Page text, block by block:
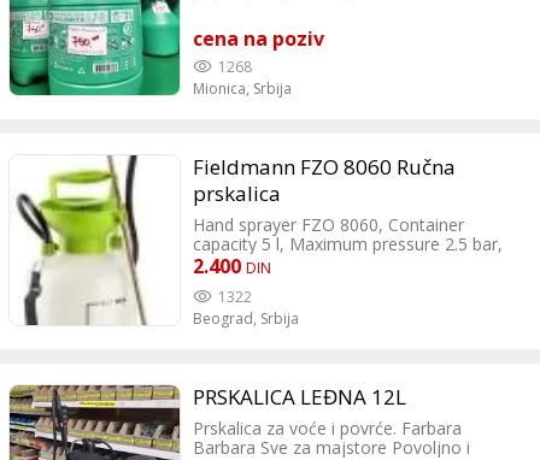
cena na poziv
1268
Mionica, Srbija
Fieldmann FZO 8060 Ručna
prskalica
Hand sprayer FZO 8060, Container
capacity 5 l, Maximum pressure 2.5 bar,
Metal brass nozzle with spray control,
container for immediate volume
detection, Comfortable shoulder strap
2.400 DIN
1322
Beograd, Srbija
PRSKALICA LEĐNA 12L
Prskalica za voće i povrće. Farbara
Barbara Sve za majstore Povoljno i